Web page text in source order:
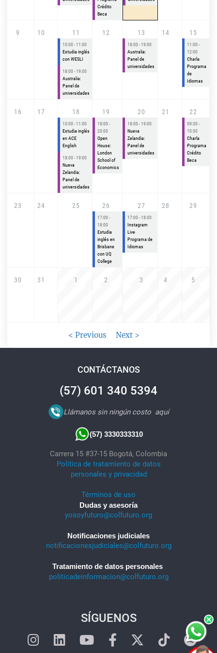
Crédito
Beca
9 10 11 12 13 14 15
10:00 - 11:00
Estudia inglés
con WESLI
18:00 - 19:00
Australia:
Panel de
universidades
18:00 - 19:00
Australia:
Panel de
universidades
11:00 -
12:00
Charla
Programa
de
Idiomas
16 17 18 19 20 21 22
10:00 - 11:00
Estudia inglés
en ACE
English
18:00 - 19:00
Nueva
Zelandia:
Panel de
universidades
18:00 -
20:00
Open
House:
London
School of
Economics
18:00 - 19:00
Nueva
Zelandia:
Panel de
universidades
09:30 -
10:30
Charla
Programa
Crédito
Beca
23 24 25 26 27 28 29
17:00 -
18:00
Estudia
inglés en
Brisbane
con UQ
College
17:00 - 18:00
Instagram
Live
Programa de
Idiomas
30 31 1 2 3 4 5
< Previous Next >
CONTÁCTANOS
(57) 601 340 5394
Llámanos sin ningún costo aquí
(57) 3330333310
Carrera 15 #37-15 Bogotá, Colombia
Política de tratamiento de datos
personales y privacidad
Términos de uso
Dudas y asesoría
yosoyfuturo@colfuturo.org
Notificaciones judiciales
notificacionesjudiciales@colfuturo.org
Tratamiento de datos personales
politicadeinformacion@colfuturo.org
SÍGUENOS ×